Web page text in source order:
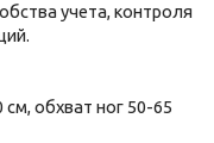
учета, контроля
обхват ног 50-65